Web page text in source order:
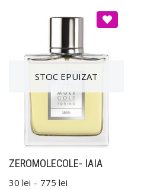
ZEROMOLECOLE- IAIA
30 lei – 775 lei